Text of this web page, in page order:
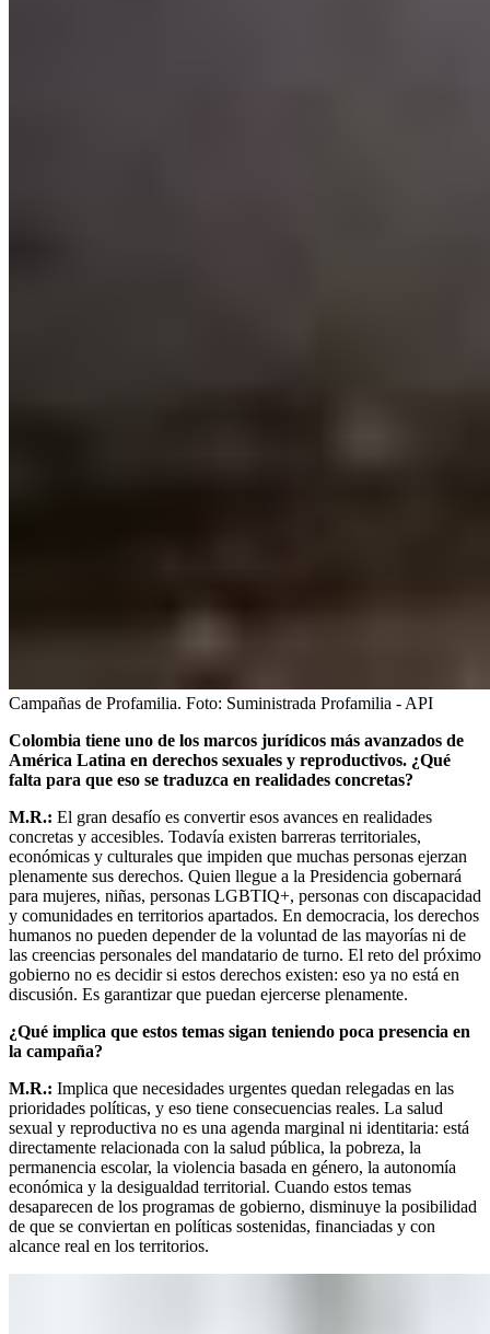
Campañas de Profamilia. Foto: Suministrada Profamilia - API
Colombia tiene uno de los marcos jurídicos más avanzados de
América Latina en derechos sexuales y reproductivos. ¿Qué
falta para que eso se traduzca en realidades concretas?
M.R.: El gran desafío es convertir esos avances en realidades
concretas y accesibles. Todavía existen barreras territoriales,
económicas y culturales que impiden que muchas personas ejerzan
plenamente sus derechos. Quien llegue a la Presidencia gobernará
para mujeres, niñas, personas LGBTIQ+, personas con discapacidad
y comunidades en territorios apartados. En democracia, los derechos
humanos no pueden depender de la voluntad de las mayorías ni de
las creencias personales del mandatario de turno. El reto del próximo
gobierno no es decidir si estos derechos existen: eso ya no está en
discusión. Es garantizar que puedan ejercerse plenamente.
¿Qué implica que estos temas sigan teniendo poca presencia en
la campaña?
M.R.: Implica que necesidades urgentes quedan relegadas en las
prioridades políticas, y eso tiene consecuencias reales. La salud
sexual y reproductiva no es una agenda marginal ni identitaria: está
directamente relacionada con la salud pública, la pobreza, la
permanencia escolar, la violencia basada en género, la autonomía
económica y la desigualdad territorial. Cuando estos temas
desaparecen de los programas de gobierno, disminuye la posibilidad
de que se conviertan en políticas sostenidas, financiadas y con
alcance real en los territorios.